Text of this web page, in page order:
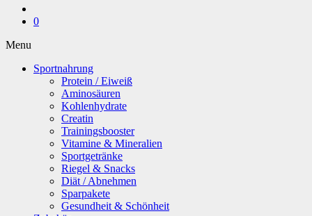
0
Menu
Sportnahrung
Protein / Eiweiß
Aminosäuren
Kohlenhydrate
Creatin
Trainingsbooster
Vitamine & Mineralien
Sportgetränke
Riegel & Snacks
Diät / Abnehmen
Sparpakete
Gesundheit & Schönheit